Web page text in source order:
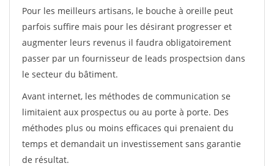
Pour les meilleurs artisans, le bouche à oreille peut
parfois suffire mais pour les désirant progresser et
augmenter leurs revenus il faudra obligatoirement
passer par un fournisseur de leads prospectsion dans
le secteur du bâtiment.
Avant internet, les méthodes de communication se
limitaient aux prospectus ou au porte à porte. Des
méthodes plus ou moins efficaces qui prenaient du
temps et demandait un investissement sans garantie
de résultat.